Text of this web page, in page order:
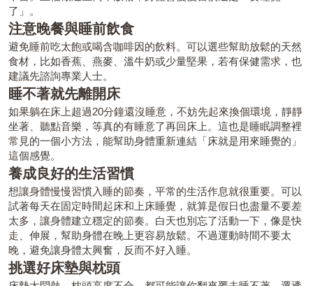
了」。
注意晚餐與睡前飲食
避免睡前吃太飽或喝含咖啡因的飲料。可以選些幫助放鬆的天然
食材，比如香蕉、燕麥、溫牛奶或少量堅果，若有保健需求，也
建議先諮詢專業人士。
睡不著就先離開床
如果躺在床上超過20分鐘還沒睡意，不妨先起來換個環境，靜靜
坐著、聽點音樂，等真的有睡意了再回床上。這也是睡眠調整裡
常見的一個小方法，能幫助身體重新連結「床就是用來睡覺的」
這個感覺。
養成良好的生活習慣
想讓身體慢慢習慣入睡的節奏，平常的生活作息就很重要。可以
試著每天在固定時間起床和上床睡覺，就算是假日也盡量不要差
太多，讓身體建立穩定的節奏。白天也別忘了活動一下，像是快
走、伸展，幫助身體在晚上更容易放鬆。不過運動時間不要太
晚，避免讓身體太興奮，反而不好入睡。
挑選好床墊與枕頭